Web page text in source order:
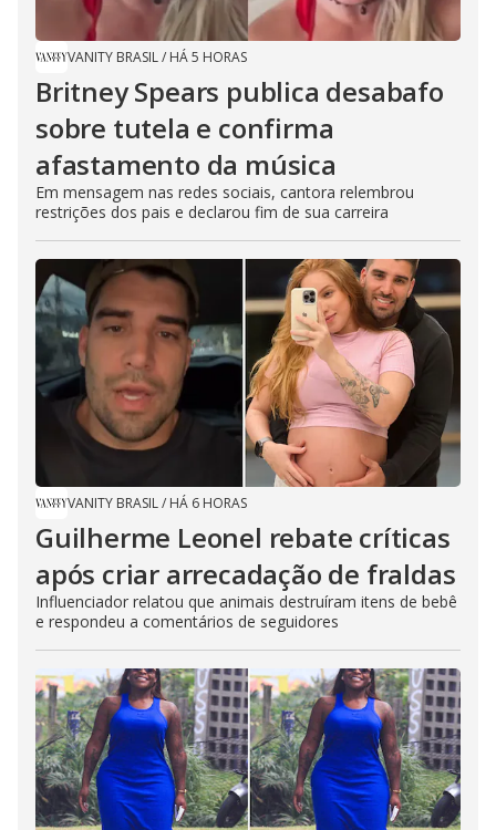
VANITY BRASIL/ HÁ 5 HORAS
Britney Spears publica desabafo
sobre tutela e confirma
afastamento da música
Em mensagem nas redes sociais, cantora relembrou
restrições dos pais e declarou fim de sua carreira
VANITY BRASIL/ HÁ 6 HORAS
Guilherme Leonel rebate críticas
após criar arrecadação de fraldas
Influenciador relatou que animais destruíram itens de bebê
e respondeu a comentários de seguidores